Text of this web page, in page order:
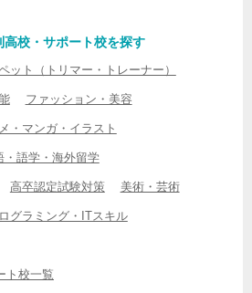
校・サポート校を探す
ット（トリマー・トレーナー）
ファッション・美容
・マンガ・イラスト
・語学・海外留学
高卒認定試験対策 美術・芸術
グラミング・ITスキル
ト校一覧